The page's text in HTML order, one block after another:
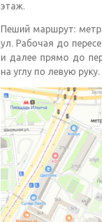
этаж.
Пеший маршрут:
ул. Рабочая до
и далее прямо до
на углу по левую